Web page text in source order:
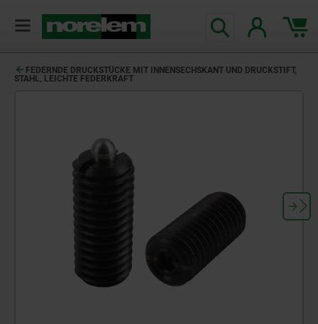
FEDERNDE DRUCKSTÜCKE MIT INNENSECHSKANT UND DRUCKSTIFT,
STAHL, LEICHTE FEDERKRAFT